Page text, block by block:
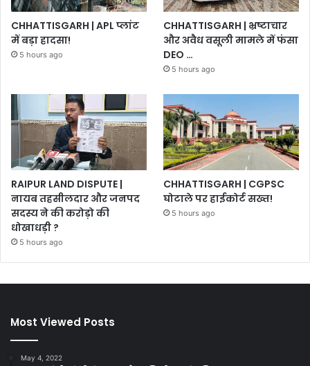
CHHATTISGARH | APL प्लांट
में बड़ा हादसा!
5 hours ago
CHHATTISGARH | भ्रष्टाचार
और अवैध वसूली मामले में फंसा
DEO …
5 hours ago
RAIPUR LAND DISPUTE |
नायब तहसीलदार और जनपद
सदस्य ने की करोड़ो की
धोखाधड़ी ?
5 hours ago
CHHATTISGARH | CGPSC
घोटाले पर हाईकोर्ट सख्त!
5 hours ago
Most Viewed Posts
May 4, 2022